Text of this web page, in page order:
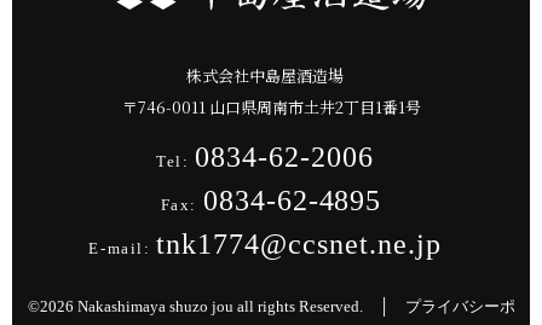
株式会社中島屋酒造場
〒746-0011 山口県周南市土井2丁目1番1号
Tel: 0834-62-2006
Fax: 0834-62-4895
E-mail: tnk1774@ccsnet.ne.jp
©2026 Nakashimaya shuzo jou all rights Reserved. │ プライバシーポ